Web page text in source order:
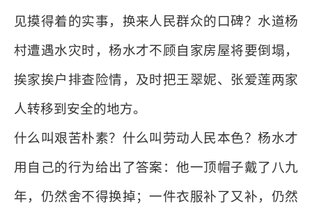
见摸得着的实事，换来人民群众的口碑？水道杨
村遭遇水灾时，杨水才不顾自家房屋将要倒塌，
挨家挨户排查险情，及时把王翠妮、张爱莲两家
人转移到安全的地方。
什么叫艰苦朴素？什么叫劳动人民本色？杨水才
用自己的行为给出了答案：他一顶帽子戴了八九
年，仍然舍不得换掉；一件衣服补了又补，仍然